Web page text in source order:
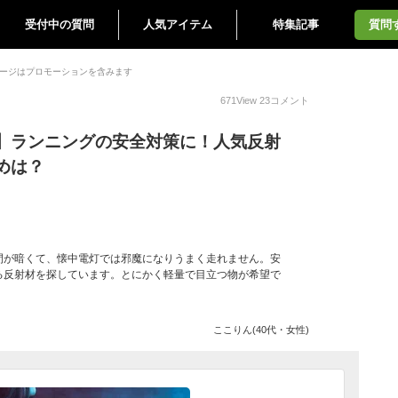
受付中の質問 人気アイテム 特集記事 質問
ジはプロモーションを含みます
671View 23コメント
ランニングの安全対策に！人気反射
は？
暗くて、懐中電灯では邪魔になりうまく走れません。安
射材を探しています。とにかく軽量で目立つ物が希望で
ここりん(40代・女性)